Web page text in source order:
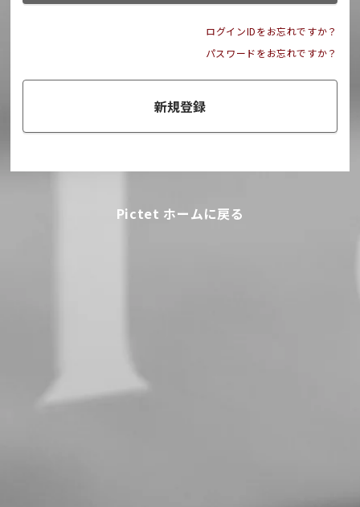
ログインIDをお忘れですか？
パスワードをお忘れですか？
新規登録
Pictet ホームに戻る